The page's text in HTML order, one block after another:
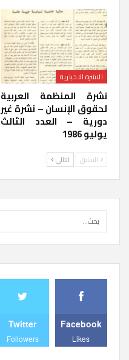
النشرة الاخبارية
نشرة المنظمة العربية
لحقوق الإنسان – نشرة غير
دورية – العدد الثالث
يوليو 1986
السابق التالي
Facebook
Likes
Twitter
Followers